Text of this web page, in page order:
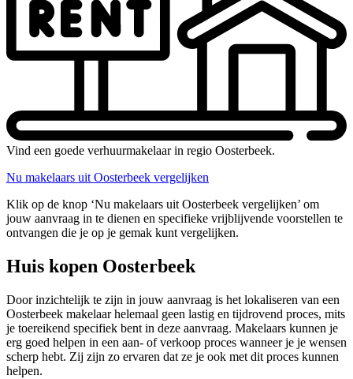
Vind een goede verhuurmakelaar in regio Oosterbeek.
Nu makelaars uit Oosterbeek vergelijken
Klik op de knop ‘Nu makelaars uit Oosterbeek vergelijken’ om
jouw aanvraag in te dienen en specifieke vrijblijvende voorstellen te
ontvangen die je op je gemak kunt vergelijken.
Huis kopen Oosterbeek
Door inzichtelijk te zijn in jouw aanvraag is het lokaliseren van een
Oosterbeek makelaar helemaal geen lastig en tijdrovend proces, mits
je toereikend specifiek bent in deze aanvraag. Makelaars kunnen je
erg goed helpen in een aan- of verkoop proces wanneer je je wensen
scherp hebt. Zij zijn zo ervaren dat ze je ook met dit proces kunnen
helpen.